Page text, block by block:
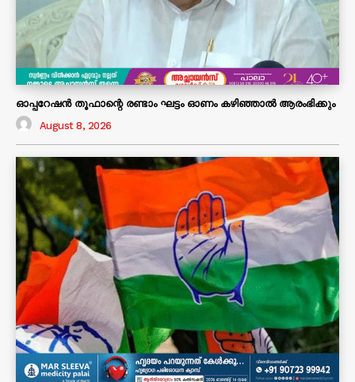
ഓപ്പറേഷൻ തൂഫാന്റെ രണ്ടാം ഘട്ടം ഓണം കഴിഞ്ഞാൽ ആരംഭിക്കും
August 8, 2026